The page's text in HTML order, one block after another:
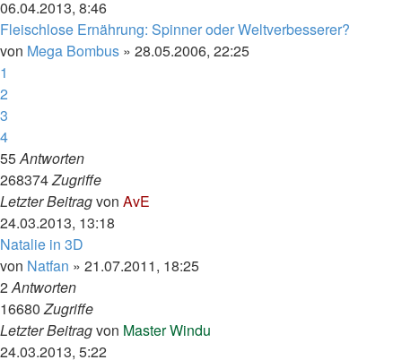
06.04.2013, 8:46
Fleischlose Ernährung: Spinner oder Weltverbesserer?
von Mega Bombus » 28.05.2006, 22:25
1
2
3
4
55Antworten
268374Zugriffe
Letzter Beitragvon AvE
24.03.2013, 13:18
Natalie in 3D
von Natfan » 21.07.2011, 18:25
2Antworten
16680Zugriffe
Letzter Beitragvon Master Windu
24.03.2013, 5:22